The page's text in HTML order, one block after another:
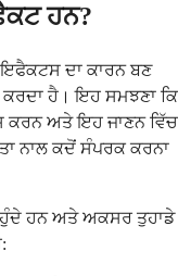
ਹਨ?
ਦਾ ਕਾਰਨ ਬਣ
ਹੈ। ਇਹ ਸਮਝਣਾ ਕਿ
ਕਰਨ ਅਤੇ ਇਹ ਜਾਣਨ ਵਿੱਚ
ਨਾਲ ਕਦੋਂ ਸੰਪਰਕ ਕਰਨਾ
ਹਨ ਅਤੇ ਅਕਸਰ ਤੁਹਾਡੇ